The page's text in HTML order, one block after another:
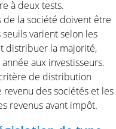
à deux tests.
la société doivent être
varient selon les
distribuer la majorité,
aux investisseurs.
de distribution
revenu des sociétés et les
revenus avant impôt.